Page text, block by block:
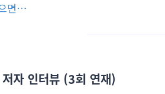
면…
자 인터뷰 (3회 연재)